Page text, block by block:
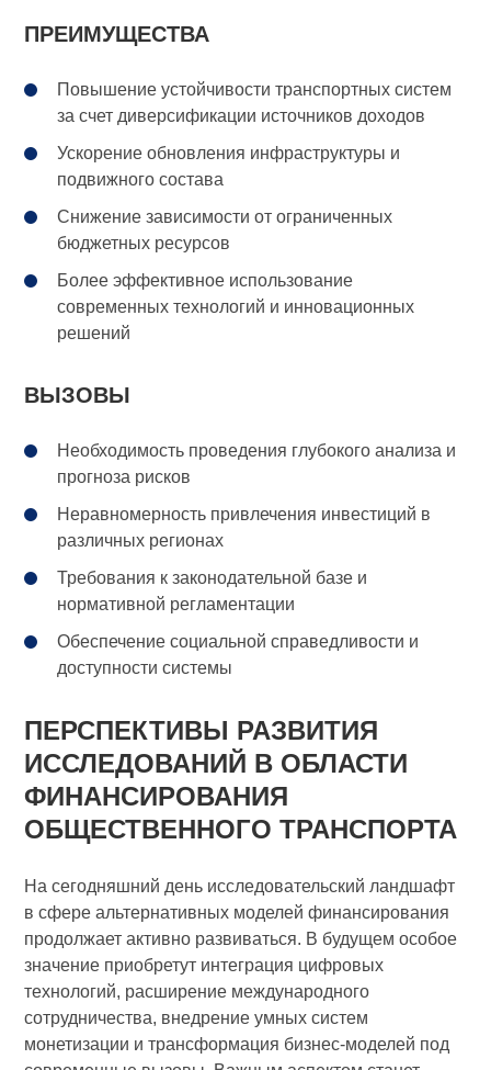
ПРЕИМУЩЕСТВА
Повышение устойчивости транспортных систем
за счет диверсификации источников доходов
Ускорение обновления инфраструктуры и
подвижного состава
Снижение зависимости от ограниченных
бюджетных ресурсов
Более эффективное использование
современных технологий и инновационных
решений
ВЫЗОВЫ
Необходимость проведения глубокого анализа и
прогноза рисков
Неравномерность привлечения инвестиций в
различных регионах
Требования к законодательной базе и
нормативной регламентации
Обеспечение социальной справедливости и
доступности системы
ПЕРСПЕКТИВЫ РАЗВИТИЯ
ИССЛЕДОВАНИЙ В ОБЛАСТИ
ФИНАНСИРОВАНИЯ
ОБЩЕСТВЕННОГО ТРАНСПОРТА
На сегодняшний день исследовательский ландшафт
в сфере альтернативных моделей финансирования
продолжает активно развиваться. В будущем особое
значение приобретут интеграция цифровых
технологий, расширение международного
сотрудничества, внедрение умных систем
монетизации и трансформация бизнес-моделей под